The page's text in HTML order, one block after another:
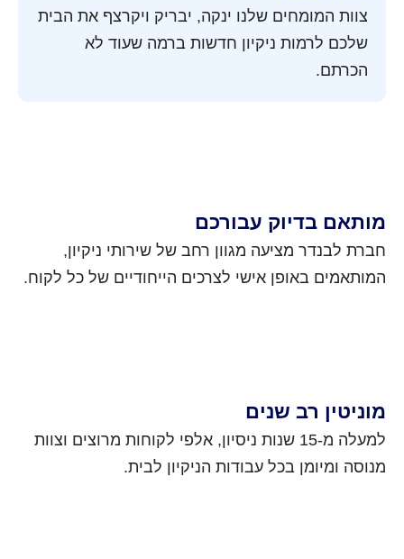
צוות המומחים שלנו ינקה, יבריק ויקרצף את הבית
שלכם לרמות ניקיון חדשות ברמה שעוד לא
הכרתם.
מותאם בדיוק עבורכם
חברת לבנדר מציעה מגוון רחב של שירותי ניקיון,
המותאמים באופן אישי לצרכים הייחודיים של כל לקוח.
מוניטין רב שנים
למעלה מ-15 שנות ניסיון, אלפי לקוחות מרוצים וצוות
מנוסה ומיומן בכל עבודות הניקיון לבית.